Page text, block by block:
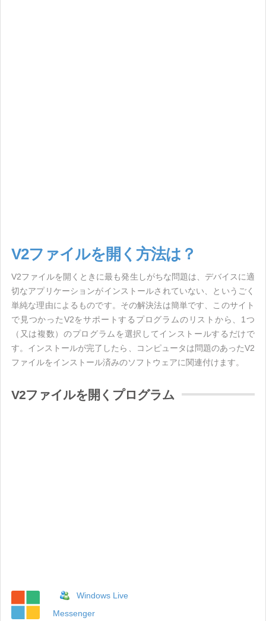
V2ファイルを開く方法は？
V2ファイルを開くときに最も発生しがちな問題は、デバイスに適
切なアプリケーションがインストールされていない、というごく
単純な理由によるものです。その解決法は簡単です、このサイト
で見つかったV2をサポートするプログラムのリストから、1つ
（又は複数）のプログラムを選択してインストールするだけで
す。インストールが完了したら、コンピュータは問題のあったV2
ファイルをインストール済みのソフトウェアに関連付けます。
V2ファイルを開くプログラム
Windows Live
Messenger